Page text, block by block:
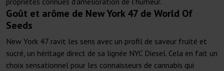
Goût et arôme de New York 47 de World Of
Seeds
New York 47 ravit les sens avec un profil de saveur fruité et
sucré, un héritage direct de sa lignée NYC Diesel. Cela en fait un
choix sensationnel pour les connaisseurs de cannabis qui